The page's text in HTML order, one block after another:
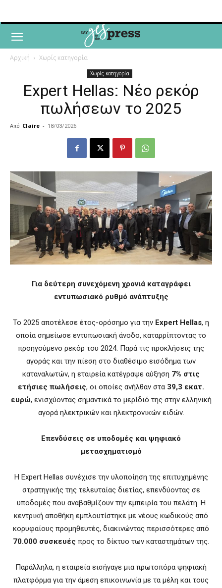
Αρχική Χωρίς κατηγορία
Χωρίς κατηγορία
Expert Hellas: Νέο ρεκόρ
πωλήσεων το 2025
Από Claire - 18/03/2026
Για δεύτερη συνεχόμενη χρονιά καταγράφει
εντυπωσιακό ρυθμό ανάπτυξης
Το 2025 αποτέλεσε έτος-ορόσημο για την Expert Hellas, η
οποία σημείωσε εντυπωσιακή άνοδο, καταρρίπτοντας το
προηγούμενο ρεκόρ του 2024. Παρά τις προκλήσεις της
αγοράς και την πίεση στο διαθέσιμο εισόδημα των
καταναλωτών, η εταιρεία κατέγραψε αύξηση 7% στις
ετήσιες πωλήσεις, οι οποίες ανήλθαν στα 39,3 εκατ.
ευρώ, ενισχύοντας σημαντικά το μερίδιό της στην ελληνική
αγορά ηλεκτρικών και ηλεκτρονικών ειδών.
Επενδύσεις σε υποδομές και ψηφιακό
μετασχηματισμό
Η Expert Hellas συνέχισε την υλοποίηση της επιτυχημένης
στρατηγικής της τελευταίας διετίας, επενδύοντας σε
υποδομές που αναβαθμίζουν την εμπειρία του πελάτη. Η
κεντρική αποθήκη εμπλουτίστηκε με νέους κωδικούς από
κορυφαίους προμηθευτές, διακινώντας περισσότερες από
70.000 συσκευές προς το δίκτυο των καταστημάτων της.
Παράλληλα, η εταιρεία εισήγαγε μια πρωτοπόρα ψηφιακή
πλατφόρμα για την άμεση επικοινωνία με τα μέλη και τους